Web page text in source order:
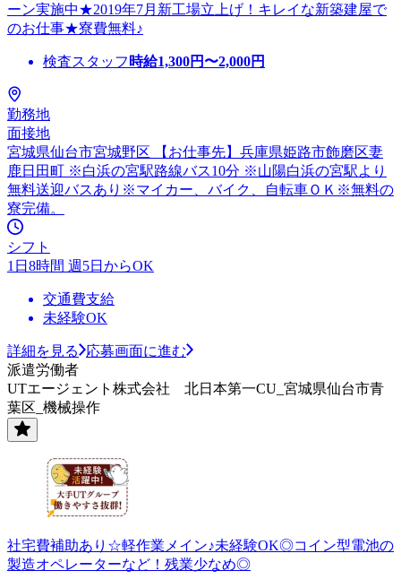
ーン実施中★2019年7月新工場立上げ！キレイな新築建屋で
のお仕事★寮費無料♪
検査スタッフ 時給1,300円〜2,000円
勤務地
面接地
宮城県仙台市宮城野区 【お仕事先】兵庫県姫路市飾磨区妻
鹿日田町 ※白浜の宮駅路線バス10分 ※山陽白浜の宮駅より
無料送迎バスあり※マイカー、バイク、自転車ＯＫ※無料の
寮完備。
シフト
1日8時間 週5日からOK
交通費支給
未経験OK
詳細を見る
応募画面に進む
派遣労働者
UTエージェント株式会社 北日本第一CU_宮城県仙台市青
葉区_機械操作
社宅費補助あり☆軽作業メイン♪未経験OK◎コイン型電池の
製造オペレーターなど！残業少なめ◎